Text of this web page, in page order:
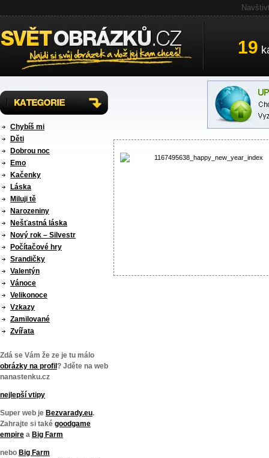
19
Chybíš mi
Děti
Dobrou noc
Emo
Kačenky
Láska
Miluji tě
Narozeniny
Nešťastná láska
Nový rok – Silvestr
Počítačové hry
Srandičky
Valentýn
Vánoce
Velikonoce
Vzkazy
Zamilované
Zvířata
Zdá se Vám že ze je tu málo
obrázky na profil ? Jděte na web
nanastenku.cz
nejlepší vtipy
Super web je Bezvarady.eu.
Zahrajte si také goodgame
empire a Big Farm
nebo Big Farm